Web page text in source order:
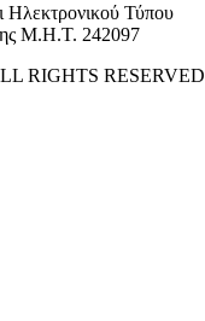
Τύπου
Μ.Η.Τ. 242097
RIGHTS RESERVED